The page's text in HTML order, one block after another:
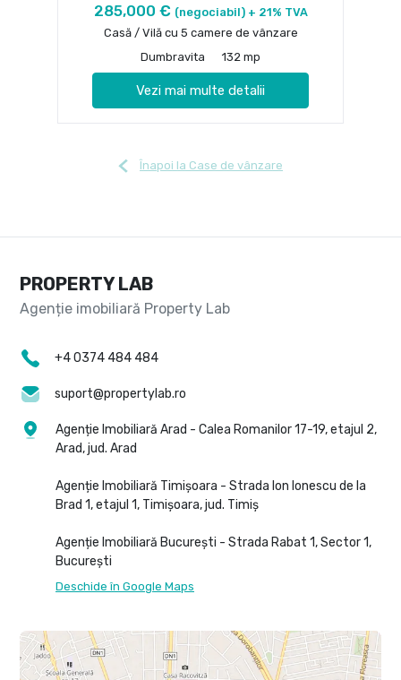
285,000 € (negociabil) + 21% TVA
Casă / Vilă cu 5 camere de vânzare
Dumbravita
132 mp
Vezi mai multe detalii
Înapoi la Case de vânzare
PROPERTY LAB
+4 0374 484 484
suport@propertylab.ro
Agenție Imobiliară Arad - Calea Romanilor 17-19, etajul 2,
Arad, jud. Arad
Agenție Imobiliară Timișoara - Strada Ion Ionescu de la
Brad 1, etajul 1, Timișoara, jud. Timiș
Agenție Imobiliară București - Strada Rabat 1, Sector 1,
București
Deschide în Google Maps